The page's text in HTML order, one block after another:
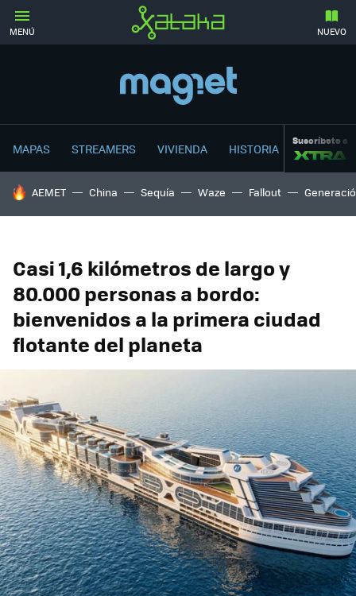
MENÚ NUEVO
MAPAS STREAMERS VIVIENDA HISTORIA Suscríbete a
HOY SE HABLA DE
AEMET China Sequía Waze Fallout
Casi 1,6 kilómetros de largo y
80.000 personas a bordo:
bienvenidos a la primera ciudad
flotante del planeta